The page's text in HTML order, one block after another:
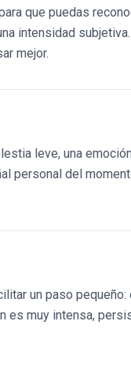
que puedas
intensidad
mejor.
leve, una
personal del
un paso
es muy intensa,